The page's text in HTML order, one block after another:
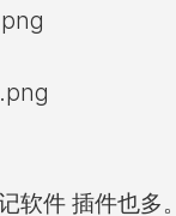
软件 插件也多。